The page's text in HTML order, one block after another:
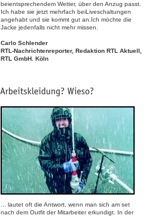
beientsprechendem Wetter, über den Anzug passt.
Ich habe sie jetzt mehrfach beiLiveschaltungen
angehabt und sie kommt gut an.Ich möchte die
Jacke jedenfalls nicht mehr missen.
Carlo Schlender
RTL-Nachrichtenreporter, Redaktion RTL Aktuell,
RTL GmbH. Köln
... lautet oft die Antwort, wenn man sich am set
nach dem Outfit der Mitarbeiter erkundigt. In der